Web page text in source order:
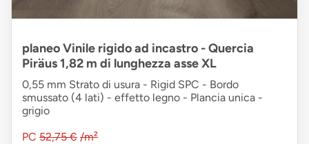
planeo Vinile rigido ad incastro - Quercia
Piräus 1,82 m di lunghezza asse XL
0,55 mm Strato di usura - Rigid SPC - Bordo
smussato (4 lati) - effetto legno - Plancia unica -
grigio
PC 52,75 € /m²